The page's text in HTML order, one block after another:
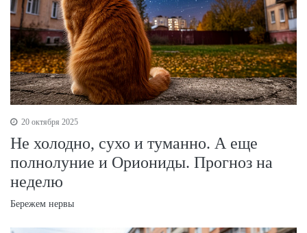
20 октября 2025
Не холодно, сухо и туманно. А еще
полнолуние и Ориониды. Прогноз на
неделю
Бережем нервы